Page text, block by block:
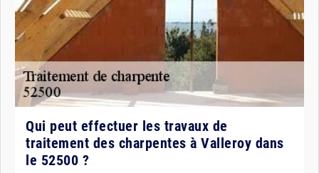
Qui peut effectuer les travaux de
traitement des charpentes à Valleroy dans
le 52500 ?